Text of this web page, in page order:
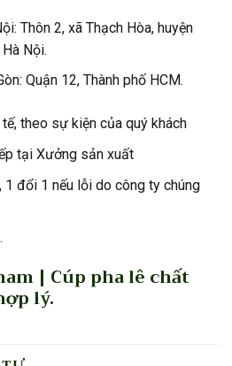
Thôn 2, xã Thạch Hòa, huyện
Nội.
Quận 12, Thành phố HCM.
tế, theo sự kiện của quý khách
tại Xưởng sản xuất
đổi 1 nếu lỗi do công ty chúng
| Cúp pha lê chất
lý.